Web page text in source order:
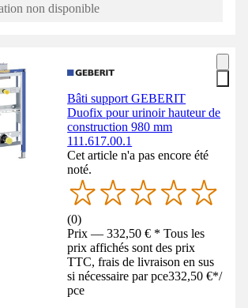
non disponible
Bâti support GEBERIT
Duofix pour urinoir hauteur de
construction 980 mm
111.617.00.1
Cet article n'a pas encore été
noté.
(0)
Prix — 332,50 € * Tous les
prix affichés sont des prix
TTC, frais de livraison en sus
si nécessaire par pce332,50 €*/
pce